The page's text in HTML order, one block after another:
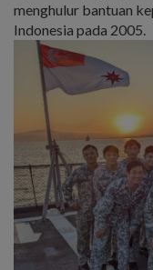
menghulur bantuan
Indonesia pada 2005.